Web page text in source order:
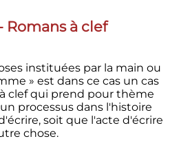
Romans à clef
instituées par la main ou
» est dans ce cas un cas
clef qui prend pour thème
processus dans l'histoire
soit que l'acte d'écrire
chose.